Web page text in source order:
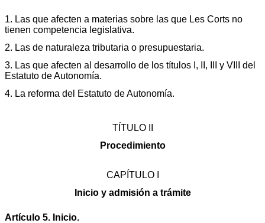
1. Las que afecten a materias sobre las que Les Corts no
tienen competencia legislativa.
2. Las de naturaleza tributaria o presupuestaria.
3. Las que afecten al desarrollo de los títulos I, II, III y VIII del
Estatuto de Autonomía.
4. La reforma del Estatuto de Autonomía.
TÍTULO II
Procedimiento
CAPÍTULO I
Inicio y admisión a trámite
Artículo 5. Inicio.